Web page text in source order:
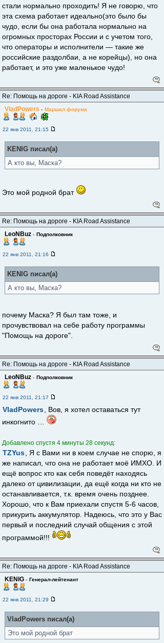
стали нормально проходить! Я не говорю, что
эта схема работает идеально(это было бы
чудо, если бы она работала нормально на
огромных просторах России и с учетом того,
что операторы и исполнители — такие же
российские раздолбаи, а не корейцы), но она
работает, и это уже маленькое чудо!
Re: Помощь на дороге - KIA Road Assistance
VladPowers - Маршал форума
22 янв 2011, 21:15
KENIG писал(а)
А кто вы, Маска?
Это мой родной брат
Re: Помощь на дороге - KIA Road Assistance
LeoNBuz - Подполковник
22 янв 2011, 21:16
KENIG писал(а)
А кто вы, Маска?
почему Маска? Я был там тоже, и
прочувствовал на себе работу программы
"Помощь на дороге".
Re: Помощь на дороге - KIA Road Assistance
LeoNBuz - Подполковник
22 янв 2011, 21:17
VladPowers , Вов, я хотел оставаться тут
инкогнито …
Добавлено спустя 4 минуты 28 секунд:
TZYus , Я с Вами ни в коем случае не спорю, я
же написал, что она не работает моё ИМХО. И
ещё вопрос кто как себя поведёт находясь
далеко от цивилизации, да ещё когда ни кто не
останавливается, т.к. время очень позднее.
Хорошо, что к Вам приехали спустя 5-6 часов,
прикурить аккумулятор. Надеюсь, что это у Вас
первый и последний случай общения с этой
программой!!!
Re: Помощь на дороге - KIA Road Assistance
KENIG - Генерал-лейтенант
22 янв 2011, 21:29
VladPowers писал(а)
Это мой родной брат